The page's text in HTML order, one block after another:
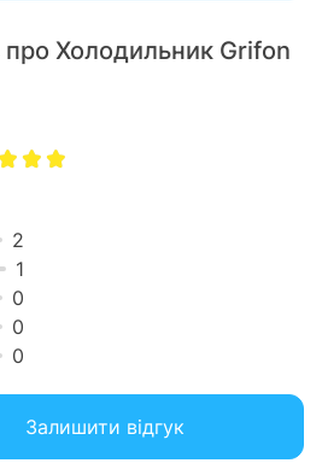
якість продукції бренду
Європи та України.
про Холодильник Grifon
2
1
0
0
0
Залишити відгук